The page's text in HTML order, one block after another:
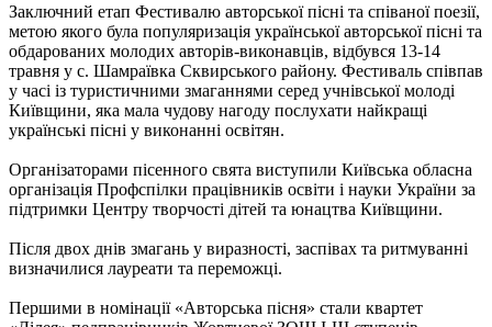
Заключний етап Фестивалю авторської пісні та співаної поезії,
метою якого була популяризація української авторської пісні та
обдарованих молодих авторів-виконавців, відбувся 13-14
травня у с. Шамраївка Сквирського району. Фестиваль співпав
у часі із туристичними змаганнями серед учнівської молоді
Київщини, яка мала чудову нагоду послухати найкращі
українські пісні у виконанні освітян.
Організаторами пісенного свята виступили Київська обласна
організація Профспілки працівників освіти і науки України за
підтримки Центру творчості дітей та юнацтва Київщини.
Після двох днів змагань у виразності, заспівах та ритмуванні
визначилися лауреати та переможці.
Першими в номінації «Авторська пісня» стали квартет